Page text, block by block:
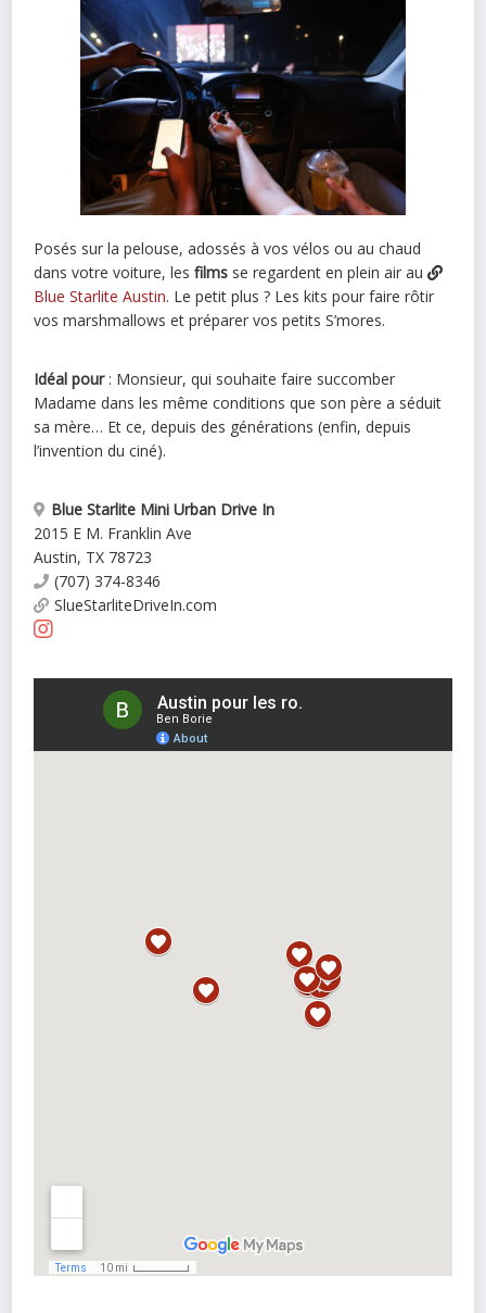
Posés sur la pelouse, adossés à vos vélos ou au chaud
dans votre voiture, lesfilms se regardent en plein air au
Blue Starlite Austin. Le petit plus ? Les kits pour faire rôtir
vos marshmallows et préparer vos petits S’mores.
Idéal pour: Monsieur, qui souhaite faire succomber
Madame dans les même conditions que son père a séduit
sa mère… Et ce, depuis des générations (enfin, depuis
l’invention du ciné).
Blue Starlite Mini Urban Drive In
2015 E M. Franklin Ave
Austin, TX 78723
(707) 374-8346
SlueStarliteDriveIn.com